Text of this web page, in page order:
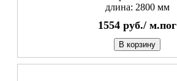
длина: 2800 мм
1554 руб./ м.пог
В корзину